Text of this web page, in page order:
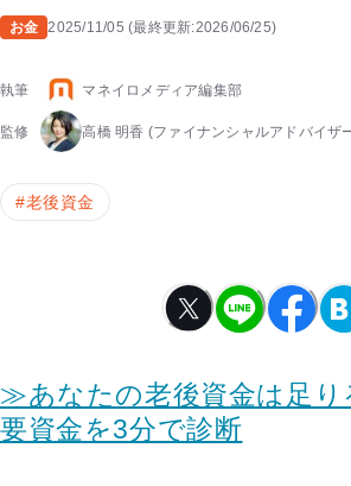
お金 2025/11/05 (最終更新:2026/06/25)
執筆 マネイロメディア編集部
監修 高橋 明香 (ファイナンシャルアドバイザ
#老後資金
≫あなたの老後資金は足り
要資金を3分で診断